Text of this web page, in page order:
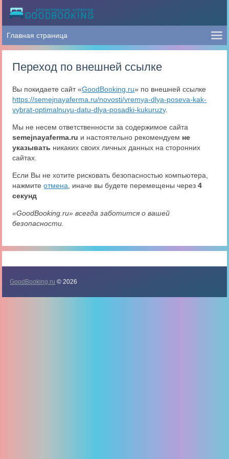
Переход по внешней ссылке
Вы покидаете сайт «GoodBooking.ru» по внешней ссылке
https://semejnayaferma.ru/novosti/vremya-dlya-poseva-kak-
vybrat-optimalnuyu-datu-dlya-posadki-kukuruzy.
Мы не несем ответственности за содержимое сайта
semejnayaferma.ru и настоятельно рекомендуем не
указывать никаких своих личных данных на сторонних
сайтах.
Если Вы не хотите рисковать безопасностью компьютера,
нажмитеотмена , иначе вы будете перемещены через4
секунд
«GoodBooking.ru» всегда заботится о вашей
безопасности.
GoodBooking.ru © 2026